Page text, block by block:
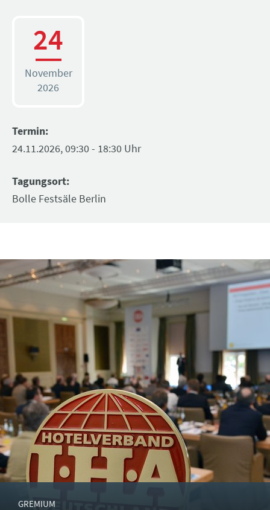
24
November
2026
Termin:
24.11.2026, 09:30 - 18:30 Uhr
Tagungsort:
Bolle Festsäle Berlin
GREMIUM